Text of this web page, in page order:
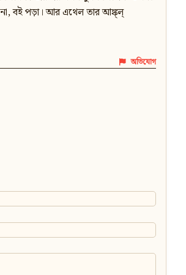
বই পড়া। আর এথেল তার আঙ্ক্‌ল্‌
অভিযোগ